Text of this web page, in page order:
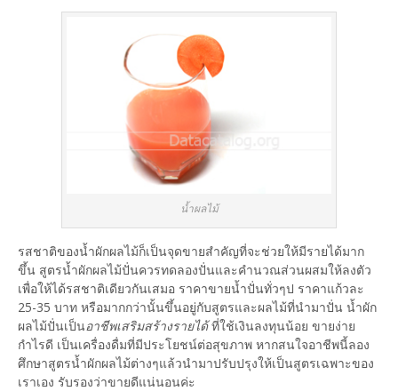
น้ำผลไม้
รสชาติของน้ำผักผลไม้ก็เป็นจุดขายสำคัญที่จะช่วยให้มีรายได้มาก
ขึ้น สูตรน้ำผักผลไม้ปั่นควรทดลองปั่นและคำนวณส่วนผสมให้ลงตัว
เพื่อให้ได้รสชาติเดียวกันเสมอ ราคาขายน้ำปั่นทั่วๆป ราคาแก้วละ
25-35 บาท หรือมากกว่านั้นขึ้นอยู่กับสูตรและผลไม้ที่นำมาปั่น น้ำผัก
ผลไม้ปั่นเป็นอาชีพเสริมสร้างรายได้ที่ใช้เงินลงทุนน้อย ขายง่าย
กำไรดี เป็นเครื่องดื่มที่มีประโยชน์ต่อสุขภาพ หากสนใจอาชีพนี้ลอง
ศึกษาสูตรน้ำผักผลไม้ต่างๆแล้วนำมาปรับปรุงให้เป็นสูตรเฉพาะของ
เราเอง รับรองว่าขายดีแน่นอนค่ะ